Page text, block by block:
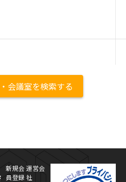
会議室を検索する
MICE Platform
新規会
員登録
運営会
社